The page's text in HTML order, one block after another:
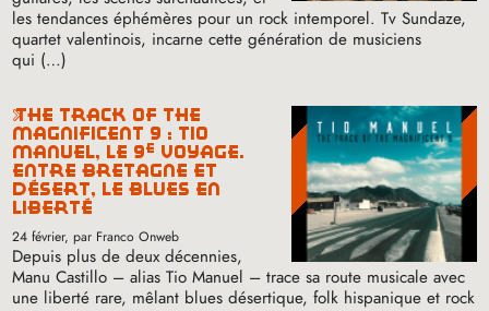
les tendances éphémères pour un rock intemporel. Tv Sundaze,
quartet valentinois, incarne cette génération de musiciens
qui (…)
the track of the
magnificent 9 : tio
manuel, le 9e voyage.
entre bretagne et
désert, le blues en
liberté
24 février, par Franco Onweb
Depuis plus de deux décennies,
Manu Castillo – alias Tio Manuel – trace sa route musicale avec
une liberté rare, mêlant blues désertique, folk hispanique et rock